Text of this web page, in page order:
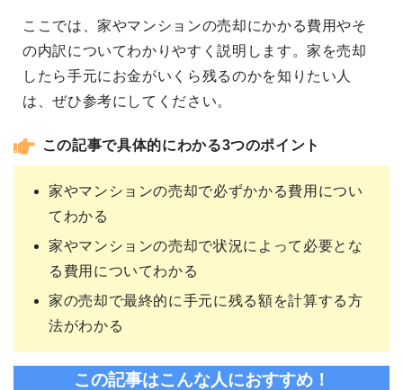
ここでは、家やマンションの売却にかかる費用やそ
の内訳についてわかりやすく説明します。家を売却
したら手元にお金がいくら残るのかを知りたい人
は、ぜひ参考にしてください。
この記事で具体的にわかる3つのポイント
家やマンションの売却で必ずかかる費用につい
てわかる
家やマンションの売却で状況によって必要とな
る費用についてわかる
家の売却で最終的に手元に残る額を計算する方
法がわかる
この記事はこんな人におすすめ！